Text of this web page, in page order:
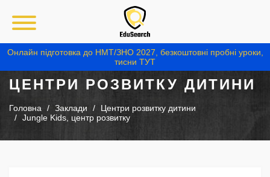
Онлайн підготовка до НМТ/ЗНО 2027, безкоштовні пробні уроки,
тисни ТУТ
ЦЕНТРИ РОЗВИТКУ ДИТИНИ
Головна Заклади
Центри розвитку дитини
Jungle Kids, центр розвитку